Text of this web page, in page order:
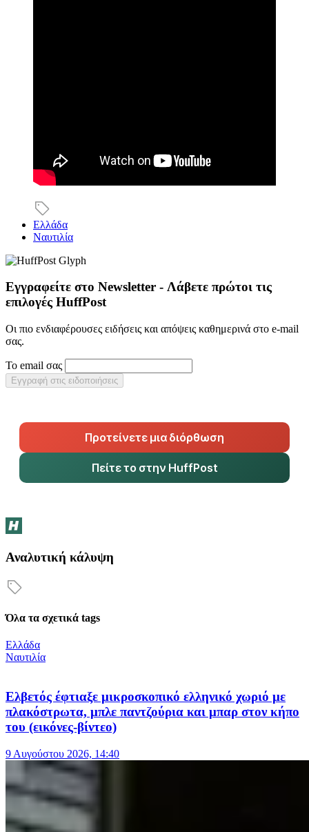
Ελλάδα
Ναυτιλία
Εγγραφείτε στο Newsletter - Λάβετε πρώτοι τις
επιλογές HuffPost
Οι πιο ενδιαφέρουσες ειδήσεις και απόψεις καθημερινά στο e-mail
σας.
Το email σας
Εγγραφή στις ειδοποιήσεις
Προτείνετε μια διόρθωση
Πείτε το στην HuffPost
Αναλυτική κάλυψη
Όλα τα σχετικά tags
Ελλάδα
Ναυτιλία
Ελβετός έφτιαξε μικροσκοπικό ελληνικό χωριό με
πλακόστρωτα, μπλε παντζούρια και μπαρ στον κήπο
του (εικόνες-βίντεο)
9 Αυγούστου 2026, 14:40